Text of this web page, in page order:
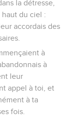
la détresse,
du ciel :
accordais des
à
à
leur
appel à toi, et
à ta
fois.